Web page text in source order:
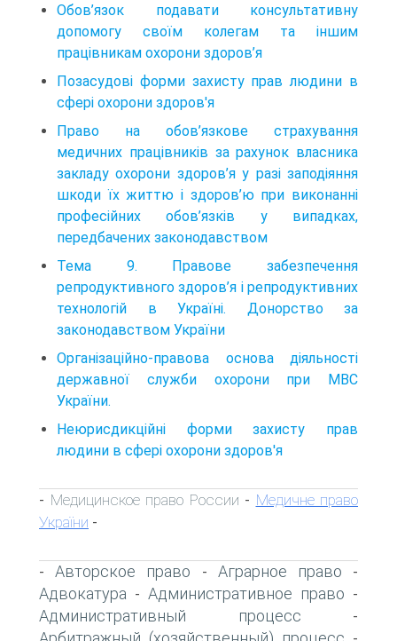
Обов’язок подавати консультативну
допомогу своїм колегам та іншим
працівникам охорони здоров’я
Позасудові форми захисту прав людини в
сфері охорони здоров'я
Право на обов’язкове страхування
медичних працівників за рахунок власника
закладу охорони здоров’я у разі заподіяння
шкоди їх життю і здоров’ю при виконанні
професійних обов’язків у випадках,
передбачених законодавством
Тема 9. Правове забезпечення
репродуктивного здоров’я і репродуктивних
технологій в Україні. Донорство за
законодавством України
Організаційно-правова основа діяльності
державної служби охорони при МВС
України.
Неюрисдикційні форми захисту прав
людини в сфері охорони здоров'я
- Медицинское право России - Медичне право
України -
-Авторское право - Аграрное право -
Адвокатура - Административное право -
Административный процесс -